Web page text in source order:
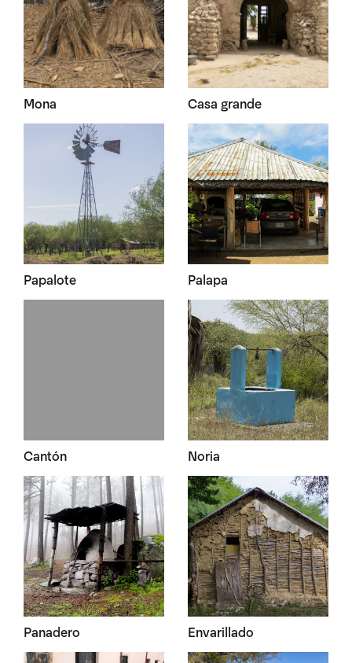
Mona Casa grande
Papalote Palapa
Cantón Noria
Panadero Envarillado